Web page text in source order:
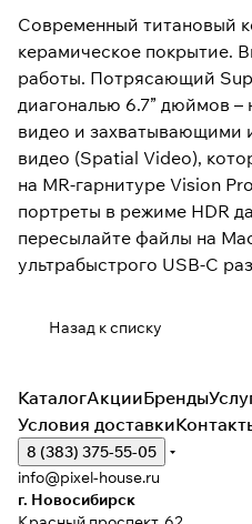
Современный титановый
керамическое покрытие.
работы. Потрясающий
диагональю 6.7” дюймов –
видео и захватывающими
видео (Spatial Video),
на MR-гарнитуре Vision
портреты в режиме HDR
пересылайте файлы на
ультрабыстрого USB-C
Назад к списку
КаталогАкцииБренды
Условия доставки
8 (383) 375-55-05
info@pixel-house.ru
г. Новосибирск